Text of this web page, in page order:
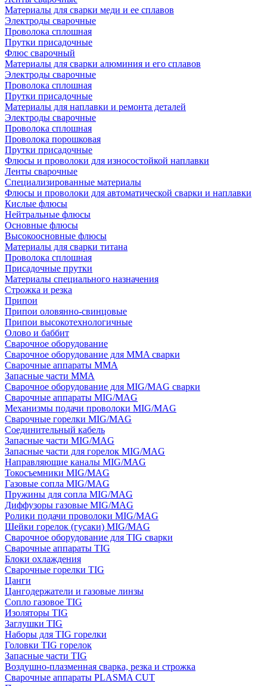
Материалы для сварки меди и ее сплавов
Электроды сварочные
Проволока сплошная
Прутки присадочные
Флюс сварочный
Материалы для сварки алюминия и его сплавов
Электроды сварочные
Проволока сплошная
Прутки присадочные
Материалы для наплавки и ремонта деталей
Электроды сварочные
Проволока сплошная
Проволока порошковая
Прутки присадочные
Флюсы и проволоки для износостойкой наплавки
Ленты сварочные
Специализированные материалы
Флюсы и проволоки для автоматической сварки и наплавки
Кислые флюсы
Нейтральные флюсы
Основные флюсы
Высокоосновные флюсы
Материалы для сварки титана
Проволока сплошная
Присадочные прутки
Материалы специального назначения
Строжка и резка
Припои
Припои оловянно-свинцовые
Припои высокотехнологичные
Олово и баббит
Сварочное оборудование
Сварочное оборудование для MMA сварки
Сварочные аппараты MMA
Запасные части MMA
Сварочное оборудование для MIG/MAG сварки
Сварочные аппараты MIG/MAG
Механизмы подачи проволоки MIG/MAG
Сварочные горелки MIG/MAG
Соединительный кабель
Запасные части MIG/MAG
Запасные части для горелок MIG/MAG
Направляющие каналы MIG/MAG
Токосъемники MIG/MAG
Газовые сопла MIG/MAG
Пружины для сопла MIG/MAG
Диффузоры газовые MIG/MAG
Ролики подачи проволоки MIG/MAG
Шейки горелок (гусаки) MIG/MAG
Сварочное оборудование для TIG сварки
Сварочные аппараты TIG
Блоки охлаждения
Сварочные горелки TIG
Цанги
Цангодержатели и газовые линзы
Сопло газовое TIG
Изоляторы TIG
Заглушки TIG
Наборы для TIG горелки
Головки TIG горелок
Запасные части TIG
Воздушно-плазменная сварка, резка и строжка
Сварочные аппараты PLASMA CUT